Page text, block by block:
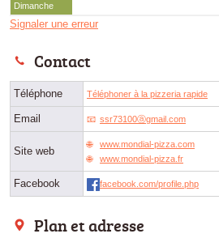
Dimanche
Signaler une erreur
Contact
Téléphone Téléphoner à la pizzeria rapide
Email ssr73100ⓐgmail.com
Site web
www.mondial-pizza.com
www.mondial-pizza.fr
Facebook facebook.com/profile.php
Plan et adresse